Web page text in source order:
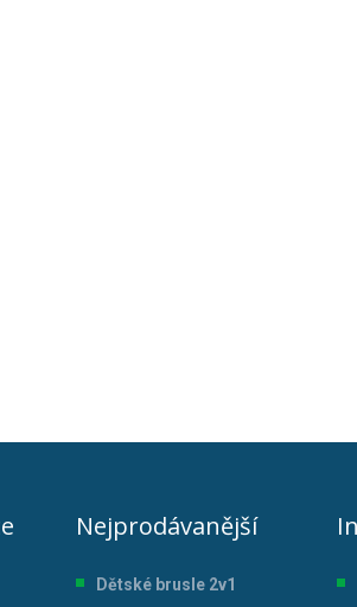
Nejprodávanější
Dětské brusle 2v1